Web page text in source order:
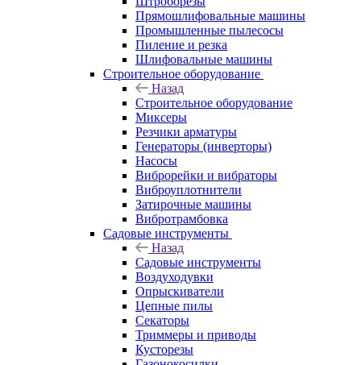
Прямошлифовальные машины
Промышленные пылесосы
Пиление и резка
Шлифовальные машины
Строительное оборудование
Назад
Строительное оборудование
Миксеры
Резчики арматуры
Генераторы (инверторы)
Насосы
Виброрейки и вибраторы
Виброуплотнители
Затирочные машины
Вибротрамбовка
Садовые инструменты
Назад
Садовые инструменты
Воздуходувки
Опрыскиватели
Цепные пилы
Секаторы
Триммеры и приводы
Кусторезы